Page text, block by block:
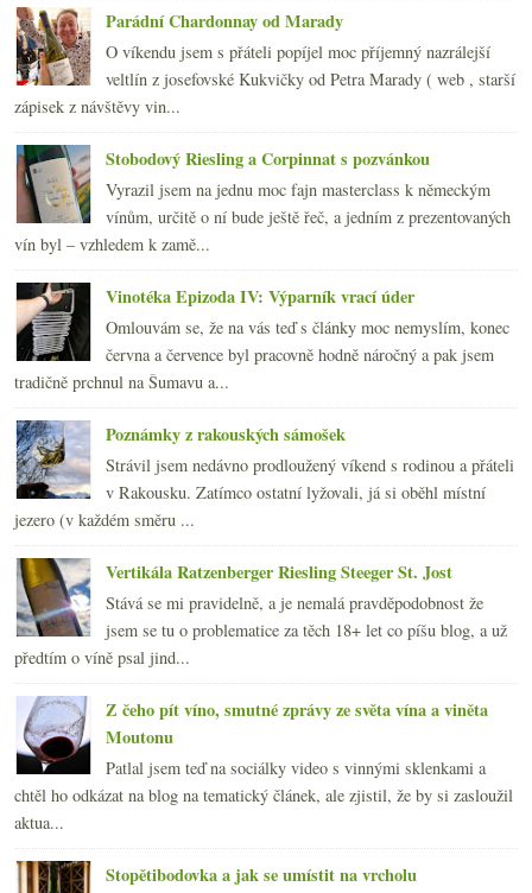
►2008(270)
►2007(108)
Parádní Chardonnay od Marady
O víkendu jsem s přáteli popíjel moc příjemný nazrálejší
veltlín z josefovské Kukvičky od Petra Marady ( web , starší
zápisek z návštěvy vin...
Stobodový Riesling a Corpinnat s pozvánkou
Vyrazil jsem na jednu moc fajn masterclass k německým
vínům, určitě o ní bude ještě řeč, a jedním z prezentovaných
vín byl – vzhledem k zamě...
Vinotéka Epizoda IV: Výparník vrací úder
Omlouvám se, že na vás teď s články moc nemyslím, konec
června a července byl pracovně hodně náročný a pak jsem
tradičně prchnul na Šumavu a...
Poznámky z rakouských sámošek
Strávil jsem nedávno prodloužený víkend s rodinou a přáteli
v Rakousku. Zatímco ostatní lyžovali, já si oběhl místní
jezero (v každém směru ...
Vertikála Ratzenberger Riesling Steeger St. Jost
Stává se mi pravidelně, a je nemalá pravděpodobnost že
jsem se tu o problematice za těch 18+ let co píšu blog, a už
předtím o víně psal jind...
Z čeho pít víno, smutné zprávy ze světa vína a viněta
Moutonu
Patlal jsem teď na sociálky video s vinnými sklenkami a
chtěl ho odkázat na blog na tematický článek, ale zjistil, že by si zasloužil
aktua...
Stopětibodovka a jak se umístit na vrcholu